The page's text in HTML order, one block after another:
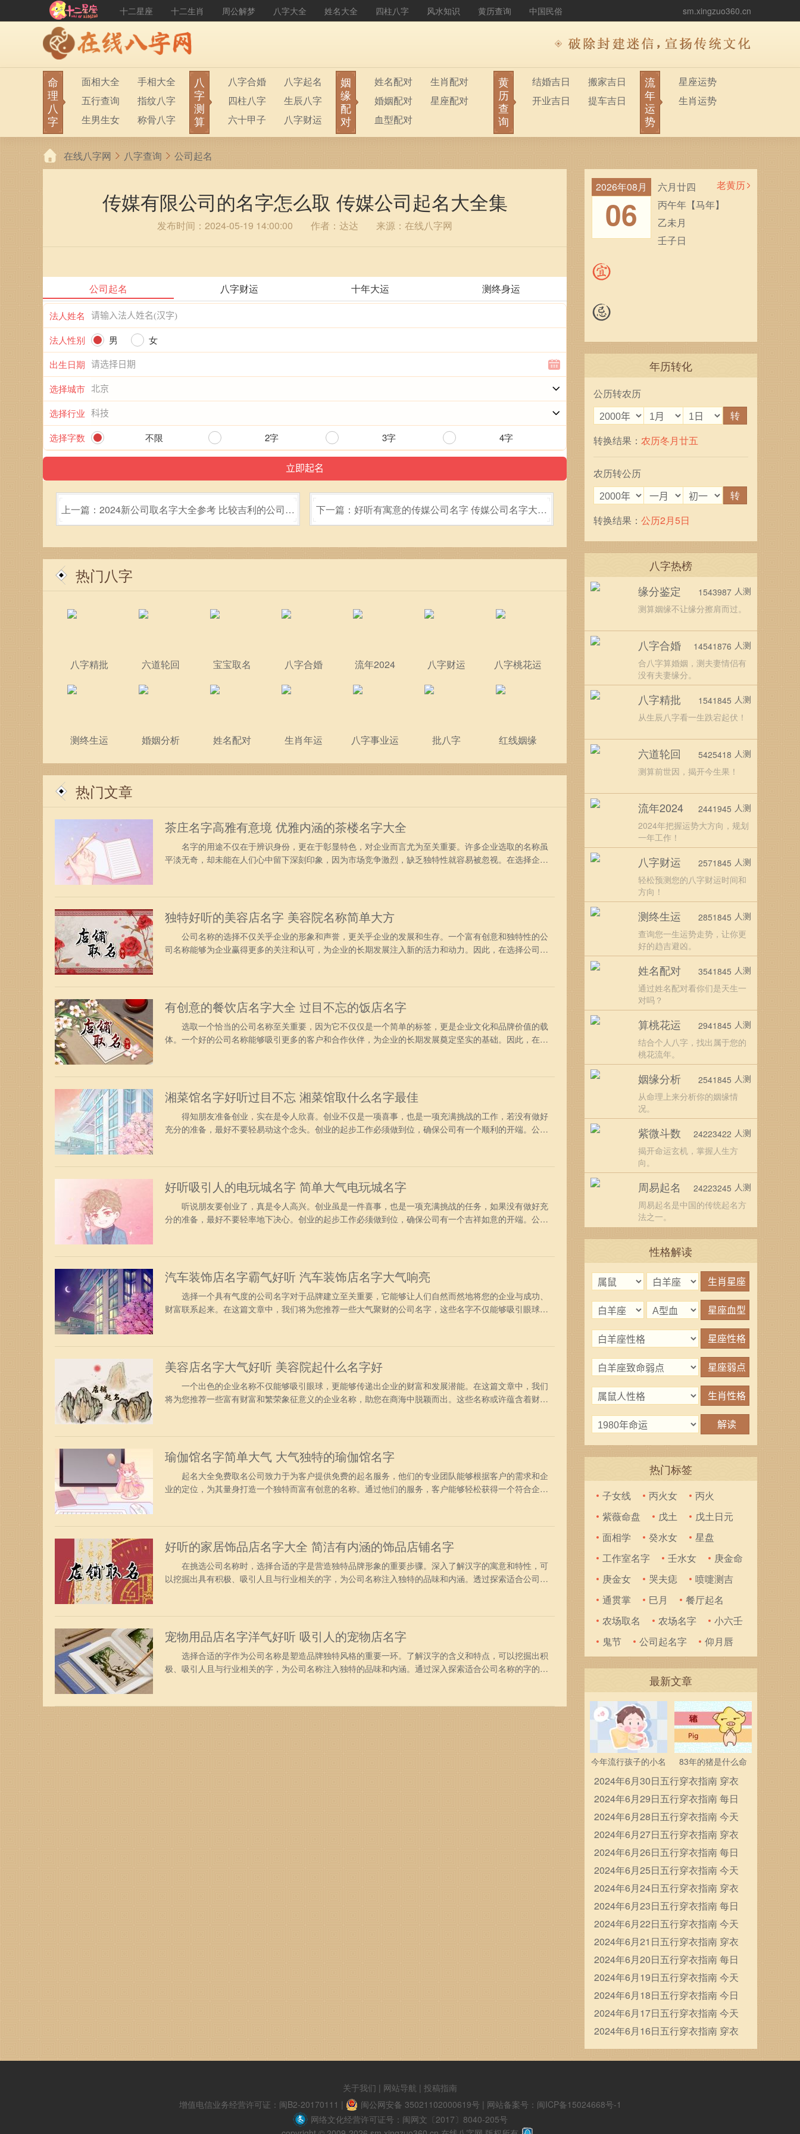
十二星座 十二生肖 周公解梦 八字大全 姓名大全 四柱八字 风水知识 黄历查询 中国民俗 sm.xingzuo360.cn
命
理
八
字
面相大全
手相大全
五行查询
指纹八字
生男生女
称骨八字
八
字
测
算
八字合婚
八字起名
四柱八字
生辰八字
六十甲子
八字财运
姻
缘
配
对
姓名配对
生肖配对
婚姻配对
星座配对
血型配对
黄
历
查
询
结婚吉日
搬家吉日
开业吉日
提车吉日
流
年
运
势
星座运势
生肖运势
在线八字网 八字查询 公司起名
传媒有限公司的名字怎么取 传媒公司起名大全集
发布时间：2024-05-19 14:00:00 作者：达达 来源：在线八字网
公司起名 八字财运 十年大运 测终身运
法人姓名
法人性别
男
女
出生日期
选择城市
选择行业
选择字数
不限 2字 3字 4字
上一篇：2024新公司取名字大全参考 比较吉利的公司名 下一篇：好听有寓意的传媒公司名字 传媒公司名字大全
热门八字
八字精批 六道轮回 宝宝取名 八字合婚 流年2024 八字财运 八字桃花运
测终生运 婚姻分析 姓名配对 生肖年运 八字事业运 批八字 红线姻缘
热门文章
茶庄名字高雅有意境 优雅内涵的茶楼名字大全
名字的用途不仅在于辨识身份，更在于彰显特色，对企业而言尤为至关重要。许多企业选取的名称虽
平淡无奇，却未能在人们心中留下深刻印象，因为市场竞争激烈，缺乏独特性就容易被忽视。在选择企业
独特好听的美容店名字 美容院名称简单大方
公司名称的选择不仅关乎企业的形象和声誉，更关乎企业的发展和生存。一个富有创意和独特性的公
司名称能够为企业赢得更多的关注和认可，为企业的长期发展注入新的活力和动力。因此，在选择公司名
有创意的餐饮店名字大全 过目不忘的饭店名字
选取一个恰当的公司名称至关重要，因为它不仅仅是一个简单的标签，更是企业文化和品牌价值的载
体。一个好的公司名称能够吸引更多的客户和合作伙伴，为企业的长期发展奠定坚实的基础。因此，在取
湘菜馆名字好听过目不忘 湘菜馆取什么名字最佳
得知朋友准备创业，实在是令人欣喜。创业不仅是一项喜事，也是一项充满挑战的工作，若没有做好
充分的准备，最好不要轻易动这个念头。创业的起步工作必须做到位，确保公司有一个顺利的开端。公司
好听吸引人的电玩城名字 简单大气电玩城名字
听说朋友要创业了，真是令人高兴。创业虽是一件喜事，也是一项充满挑战的任务，如果没有做好充
分的准备，最好不要轻率地下决心。创业的起步工作必须做到位，确保公司有一个吉祥如意的开端。公司
汽车装饰店名字霸气好听 汽车装饰店名字大气响亮
选择一个具有气度的公司名字对于品牌建立至关重要，它能够让人们自然而然地将您的企业与成功、
财富联系起来。在这篇文章中，我们将为您推荐一些大气聚财的公司名字，这些名字不仅能够吸引眼球，
美容店名字大气好听 美容院起什么名字好
一个出色的企业名称不仅能够吸引眼球，更能够传递出企业的财富和发展潜能。在这篇文章中，我们
将为您推荐一些富有财富和繁荣象征意义的企业名称，助您在商海中脱颖而出。这些名称或许蕴含着财
瑜伽馆名字简单大气 大气独特的瑜伽馆名字
起名大全免费取名公司致力于为客户提供免费的起名服务，他们的专业团队能够根据客户的需求和企
业的定位，为其量身打造一个独特而富有创意的名称。通过他们的服务，客户能够轻松获得一个符合企业
好听的家居饰品店名字大全 简洁有内涵的饰品店铺名字
在挑选公司名称时，选择合适的字是营造独特品牌形象的重要步骤。深入了解汉字的寓意和特性，可
以挖掘出具有积极、吸引人且与行业相关的字，为公司名称注入独特的品味和内涵。透过探索适合公司名
宠物用品店名字洋气好听 吸引人的宠物店名字
选择合适的字作为公司名称是塑造品牌独特风格的重要一环。了解汉字的含义和特点，可以挖掘出积
极、吸引人且与行业相关的字，为公司名称注入独特的品味和内涵。通过深入探索适合公司名称的字的奥
浩、森田、柏炎、圣伦、祥毅、麟鸣、
老黄历
2026年08月
06
六月廿四
丙午年【马年】
乙未月
壬子日
年历转化
公历转农历
转
转换结果： 农历冬月廿五
农历转公历
转
转换结果： 公历2月5日
八字热榜
缘分鉴定
测算姻缘不让缘分擦肩而过。
1543987 人测
八字合婚
合八字算婚姻，测夫妻情侣有
没有夫妻缘分。
14541876 人测
八字精批
从生辰八字看一生跌宕起伏！
1541845 人测
六道轮回
测算前世因，揭开今生果！
5425418 人测
流年2024
2024年把握运势大方向，规划
一年工作！
2441945 人测
八字财运
轻松预测您的八字财运时间和
方向！
2571845 人测
测终生运
查询您一生运势走势，让你更
好的趋吉避凶。
2851845 人测
姓名配对
通过姓名配对看你们是天生一
对吗？
3541845 人测
算桃花运
结合个人八字，找出属于您的
桃花流年。
2941845 人测
姻缘分析
从命理上来分析你的姻缘情
况。
2541845 人测
紫微斗数
揭开命运玄机，掌握人生方
向。
24223422 人测
周易起名
周易起名是中国的传统起名方
法之一。
24223245 人测
性格解读
热门标签
子女线 丙火女
丙火
紫薇命盘
戊土
戊土日元
面相学
癸水女
星盘
工作室名字
壬水女
庚金命
庚金女
哭夫痣
喷嚏测吉
通贯掌
巳月
餐厅起名
农场取名
农场名字
小六壬
鬼节
公司起名字 仰月唇
最新文章
今年流行孩子的小名 83年的猪是什么命
2024年6月30日五行穿衣指南 穿衣
五行色搭配
2024年6月29日五行穿衣指南 每日
穿衣五行颜色运势
2024年6月28日五行穿衣指南 今天
穿衣颜色是什么查询
2024年6月27日五行穿衣指南 穿衣
五行色搭配
2024年6月26日五行穿衣指南 每日
穿衣五行颜色运势
2024年6月25日五行穿衣指南 今天
穿衣颜色是什么查询
2024年6月24日五行穿衣指南 穿衣
五行色搭配
2024年6月23日五行穿衣指南 每日
穿衣五行颜色运势
2024年6月22日五行穿衣指南 今天
穿衣颜色是什么查询
2024年6月21日五行穿衣指南 穿衣
五行色搭配
2024年6月20日五行穿衣指南 每日
穿衣五行颜色运势
2024年6月19日五行穿衣指南 今天
穿衣颜色是什么查询
2024年6月18日五行穿衣指南 今日
幸运颜色是什么
2024年6月17日五行穿衣指南 今天
穿衣颜色是什么查询
2024年6月16日五行穿衣指南 穿衣
五行色搭配
关于我们 | 网站导航 | 投稿指南
增值电信业务经营许可证：闽B2-20170111 | 闽公网安备 35021102000619号 | 网站备案号：闽ICP备15024668号-1
网络文化经营许可证号：闽网文〔2017〕8040-205号